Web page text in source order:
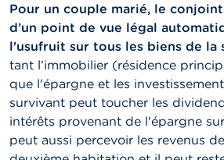
Pour un couple marié, le
d’un point de vue légal
l'usufruit sur tous les biens de la
tant l’immobilier (résidence
que l'épargne et les
survivant peut toucher les
intérêts provenant de l'épargne
peut aussi percevoir les revenus